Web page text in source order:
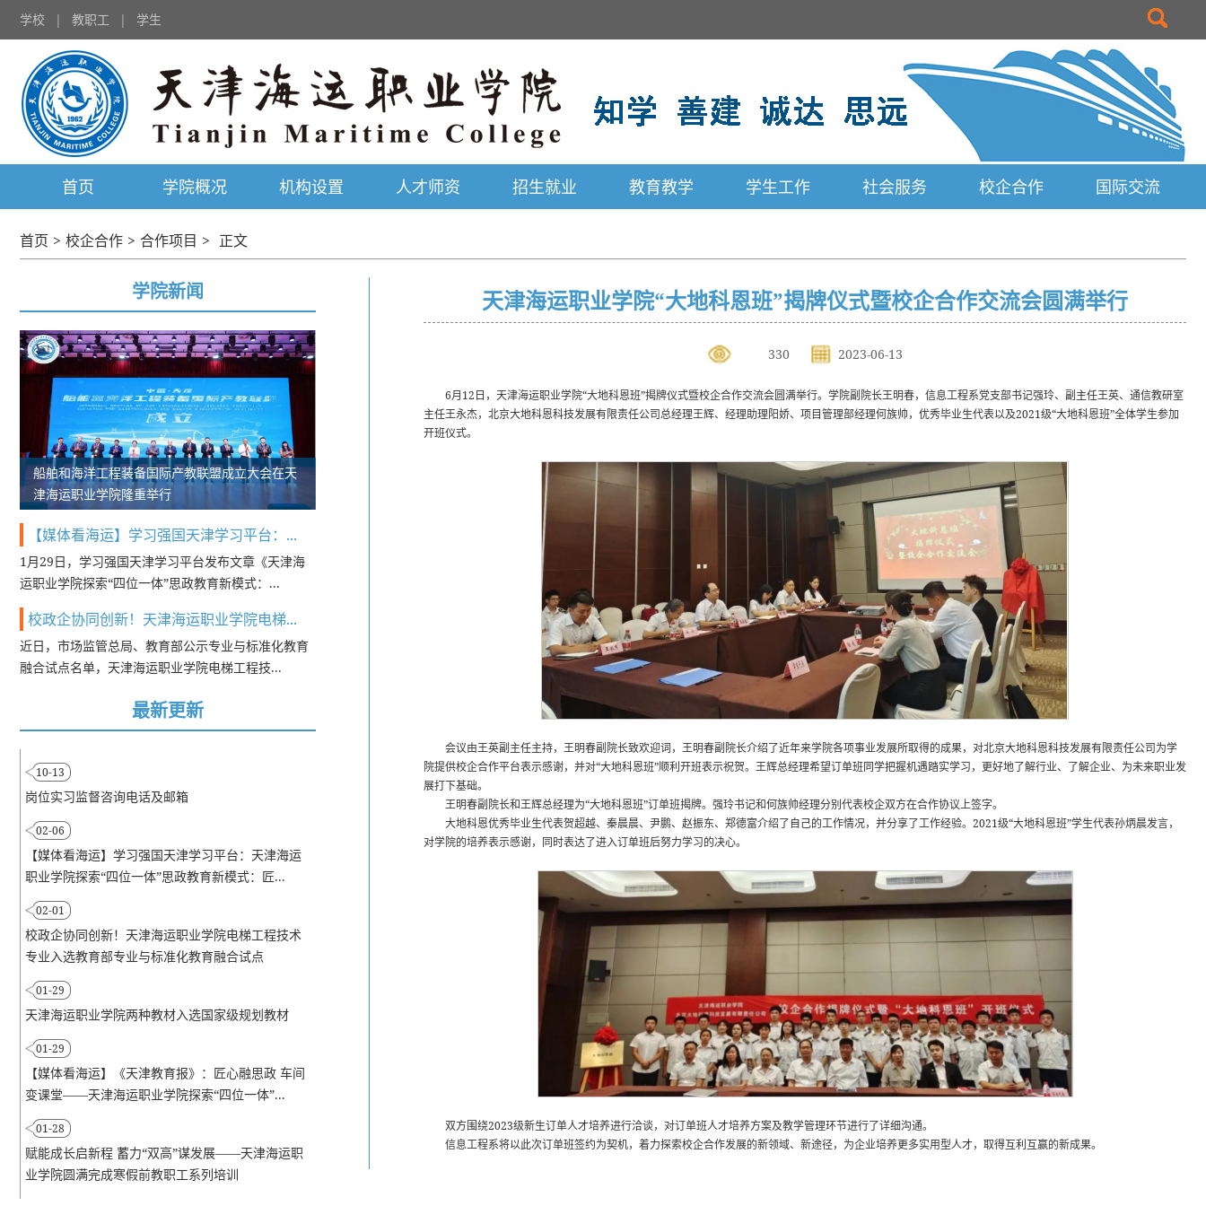
学校 | 教职工 | 学生
首页 学院概况 机构设置 人才师资 招生就业 教育教学 学生工作 社会服务 校企合作 国际交流
首页 > 校企合作 > 合作项目 > 正文
学院新闻
船舶和海洋工程装备国际产教联盟成立大会在天
津海运职业学院隆重举行
【媒体看海运】学习强国天津学习平台：...
1月29日，学习强国天津学习平台发布文章《天津海
运职业学院探索“四位一体”思政教育新模式：...
校政企协同创新！天津海运职业学院电梯...
近日，市场监管总局、教育部公示专业与标准化教育
融合试点名单，天津海运职业学院电梯工程技...
最新更新
10-13
岗位实习监督咨询电话及邮箱
02-06
【媒体看海运】学习强国天津学习平台：天津海运
职业学院探索“四位一体”思政教育新模式：匠...
02-01
校政企协同创新！天津海运职业学院电梯工程技术
专业入选教育部专业与标准化教育融合试点
01-29
天津海运职业学院两种教材入选国家级规划教材
01-29
【媒体看海运】《天津教育报》：匠心融思政 车间
变课堂——天津海运职业学院探索“四位一体”...
01-28
赋能成长启新程 蓄力“双高”谋发展——天津海运职
业学院圆满完成寒假前教职工系列培训
天津海运职业学院“大地科恩班”揭牌仪式暨校企合作交流会圆满举行
330 2023-06-13
6月12日，天津海运职业学院“大地科恩班”揭牌仪式暨校企合作交流会圆满举行。学院副院长王明春，信息工程系党支部书记强玲、副主任王英、通信教研室
主任王永杰，北京大地科恩科技发展有限责任公司总经理王辉、经理助理阳娇、项目管理部经理何族帅，优秀毕业生代表以及2021级“大地科恩班”全体学生参加
开班仪式。
会议由王英副主任主持，王明春副院长致欢迎词，王明春副院长介绍了近年来学院各项事业发展所取得的成果，对北京大地科恩科技发展有限责任公司为学
院提供校企合作平台表示感谢，并对“大地科恩班”顺利开班表示祝贺。王辉总经理希望订单班同学把握机遇踏实学习，更好地了解行业、了解企业、为未来职业发
展打下基础。
王明春副院长和王辉总经理为“大地科恩班”订单班揭牌。强玲书记和何族帅经理分别代表校企双方在合作协议上签字。
大地科恩优秀毕业生代表贺超越、秦晨晨、尹鹏、赵振东、郑德富介绍了自己的工作情况，并分享了工作经验。2021级“大地科恩班”学生代表孙炳晨发言，
对学院的培养表示感谢，同时表达了进入订单班后努力学习的决心。
双方围绕2023级新生订单人才培养进行洽谈，对订单班人才培养方案及教学管理环节进行了详细沟通。
信息工程系将以此次订单班签约为契机，着力探索校企合作发展的新领域、新途径，为企业培养更多实用型人才，取得互利互赢的新成果。